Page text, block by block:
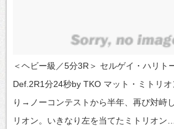
＜ヘビー級／5分3R＞ セルゲイ・ハリト
Def.2R1分24秒by TKO マット・ミトリ
り→ノーコンテストから半年、再び対峙
リオン。いきなり左を当てたミトリオン…